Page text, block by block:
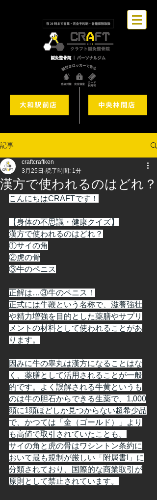
大和駅前店 中央林間店
記事
漢方で使われるのはどれ？
craftcraftken
3月25日 読了時間: 1分
こんにちはCRAFTです！
【身体の不思議・健康クイズ】
漢方で使われるのはどれ？
①サイの角
②虎の骨
③牛のペニス
正解は…③牛のペニス！
正式には牛鞭という名称で、滋養強壮
や精力増強を目的とした薬膳やサプリ
メントの材料として使われることがあ
ります。
因みに牛の睾丸は漢方になることはな
く、薬膳として活用されることが一般
的です。よく誤解される牛黄というも
のは牛の胆石からできる生薬で、1,000
頭に1頭ほどしか見つからない超希少品
で、かつては「金（ゴールド）」より
も高値で取引されていたことも。
サイの角と虎の骨はワシントン条約に
おいて最も規制が厳しい「附属書I」に
分類されており、国際的な商業取引が
原則として禁止されています。